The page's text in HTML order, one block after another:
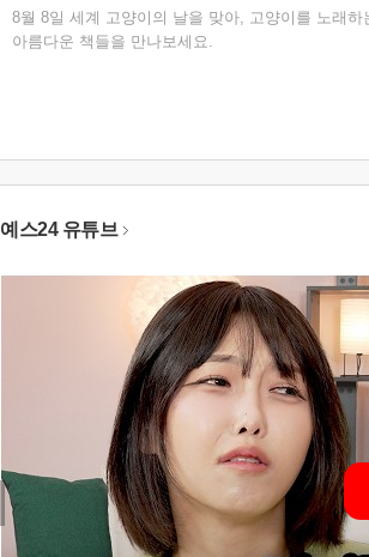
8월 8일 세계 고양이의 날을 맞아, 고양이를 노래하
아름다운 책들을 만나보세요.
예스24 유튜브